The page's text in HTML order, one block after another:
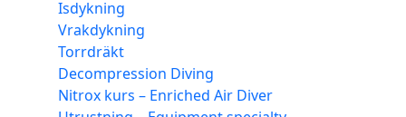
Isdykning
Vrakdykning
Torrdräkt
Decompression Diving
Nitrox kurs – Enriched Air Diver